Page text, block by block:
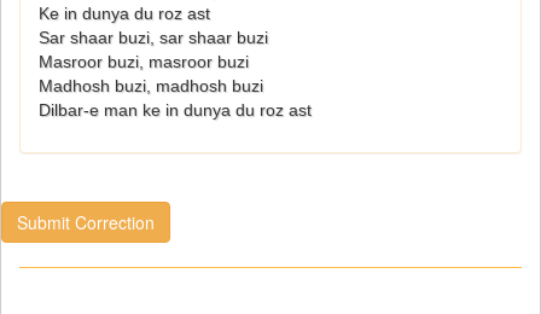
Ke in dunya du roz ast
Sar shaar buzi, sar shaar buzi
Masroor buzi, masroor buzi
Madhosh buzi, madhosh buzi
Dilbar-e man ke in dunya du roz ast
Submit Correction